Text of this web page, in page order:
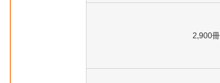
2,900冊